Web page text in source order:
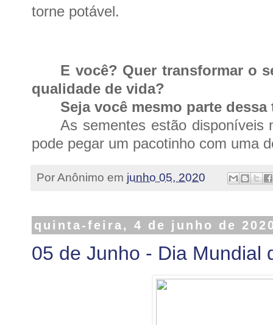
torne potável.
E você? Quer transformar o
qualidade de vida?
Seja você mesmo parte
As sementes estão disponíveis
pode pegar um pacotinho com uma
PorAnônimo em junho 05, 2020
quinta-feira, 4 de junho de
05 de Junho - Dia Mundial